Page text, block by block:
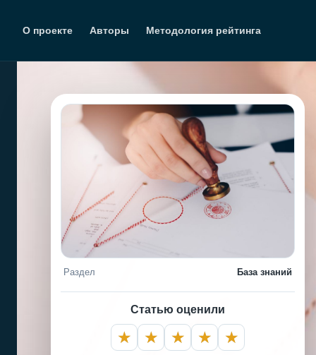
О проекте Авторы Методология рейтинга
Раздел База знаний
Статью оценили